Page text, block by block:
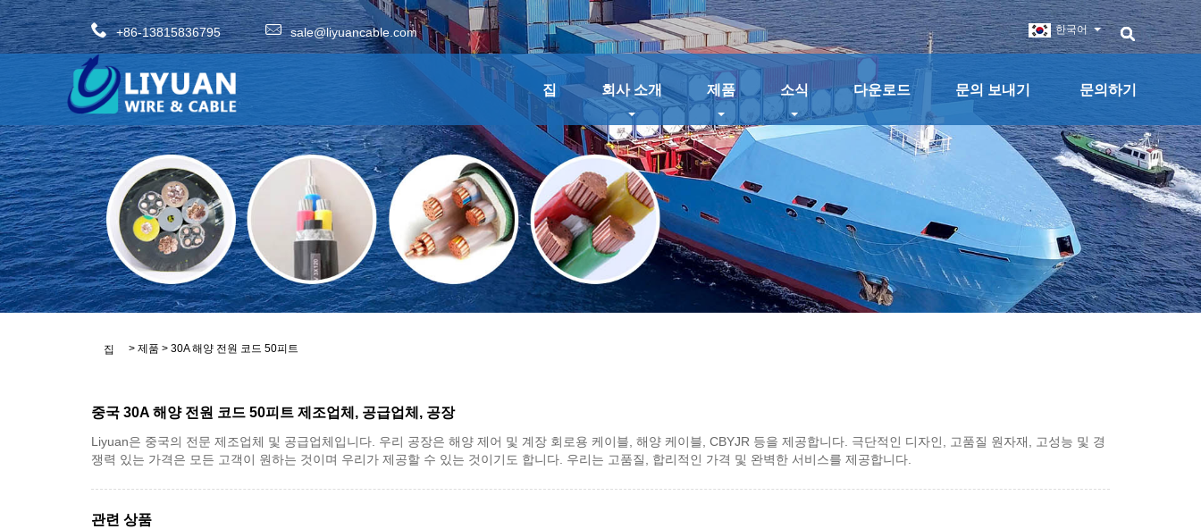
한국어
+86-13815836795 sale@liyuancable.com
집 회사 소개 제품 소식 다운로드 문의 보내기 문의하기
집 > 제품 > 30A 해양 전원 코드 50피트
중국 30A 해양 전원 코드 50피트 제조업체, 공급업체, 공장
Liyuan은 중국의 전문 제조업체 및 공급업체입니다. 우리 공장은 해양 제어 및 계장 회로용 케이블, 해양 케이블, CBYJR 등을 제공합니다. 극단적인 디자인, 고품질 원자재, 고성능 및 경
쟁력 있는 가격은 모든 고객이 원하는 것이며 우리가 제공할 수 있는 것이기도 합니다. 우리는 고품질, 합리적인 가격 및 완벽한 서비스를 제공합니다.
관련 상품